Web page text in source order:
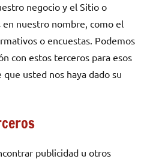
negocio y el Sitio o
nuestro nombre, como el
o encuestas. Podemos
con estos terceros para esos
usted nos haya dado su
publicidad u otros